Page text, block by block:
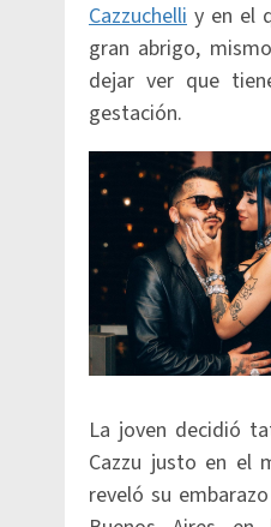
Cazzuchelli y en el
gran abrigo,
dejar ver que
gestación.
La joven decidió
Cazzu justo en el
reveló su